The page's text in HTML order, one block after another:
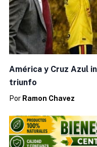
América y Cruz Azul
triunfo
Por Ramon Chavez